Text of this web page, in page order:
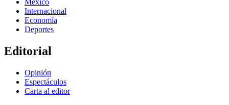
México
Internacional
Economía
Deportes
Editorial
Opinión
Espectáculos
Carta al editor